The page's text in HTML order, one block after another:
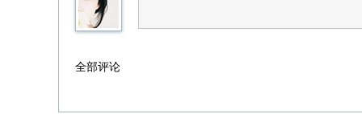
全部评论